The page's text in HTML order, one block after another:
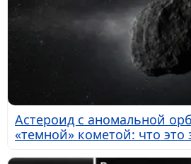
Астероид с аномальной
«темной» кометой: что это